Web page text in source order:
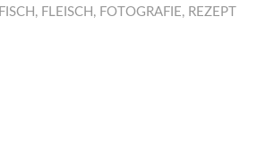
FISCH , FLEISCH , FOTOGRAFIE, REZEPT